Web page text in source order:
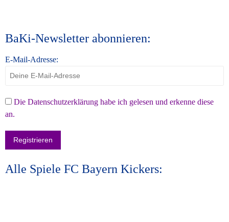
BaKi-Newsletter abonnieren:
E-Mail-Adresse:
Die Datenschutzerklärung habe ich gelesen und erkenne diese
an.
Alle Spiele FC Bayern Kickers: